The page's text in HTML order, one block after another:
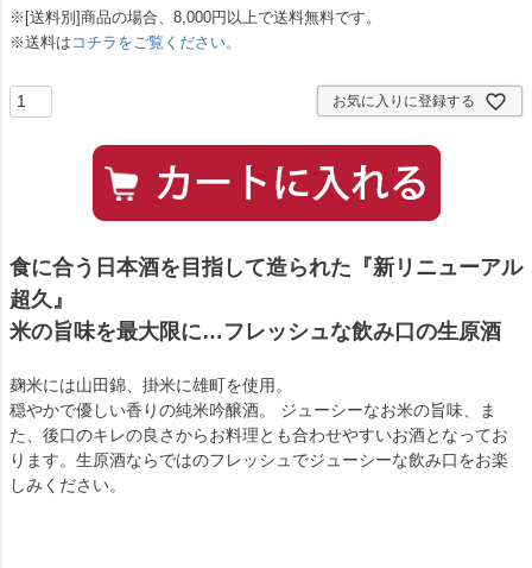
※[送料別]商品の場合、8,000円以上で送料無料です。
※送料は コチラをご覧ください。
お気に入りに登録する
食に合う日本酒を目指して造られた『新リニューアル
超久』
米の旨味を最大限に…フレッシュな飲み口の生原酒
麹米には山田錦、掛米に雄町を使用。
穏やかで優しい香りの純米吟醸酒。 ジューシーなお米の旨味、ま
た、後口のキレの良さからお料理とも合わせやすいお酒となってお
ります。生原酒ならではのフレッシュでジューシーな飲み口をお楽
しみください。